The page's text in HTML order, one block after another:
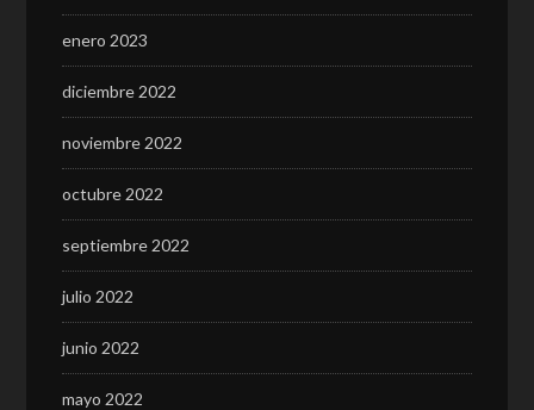
enero 2023
diciembre 2022
noviembre 2022
octubre 2022
septiembre 2022
julio 2022
junio 2022
mayo 2022